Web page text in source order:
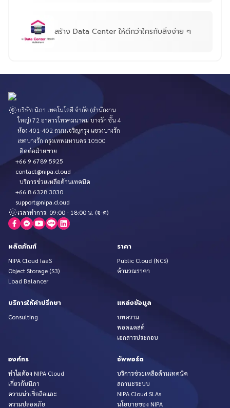
สร้าง Data Center ให้ดีกว่าใครกับสิ่งง่าย ๆ
บริษัท นิภา เทคโนโลยี จำกัด (สำนักงาน
ใหญ่) 72 อาคารโทรคมนาคม บางรัก ชั้น 4
ห้อง 401-402 ถนนเจริญกรุง แขวงบางรัก
เขตบางรัก กรุงเทพมหานคร 10500
ติดต่อฝ่ายขาย
+66 9 6789 5925
contact@nipa.cloud
บริการช่วยเหลือด้านเทคนิค
+66 8 6328 3030
support@nipa.cloud
เวลาทำการ: 09:00 - 18:00 น. (จ-ศ)
ผลิตภัณฑ์
NIPA Cloud IaaS
Object Storage (S3)
Load Balancer
ราคา
Public Cloud (NCS)
คำนวณราคา
บริการให้คำปรึกษา
Consulting
แหล่งข้อมูล
บทความ
พอดแคสต์
เอกสารประกอบ
องค์กร
ทำไมต้อง NIPA Cloud
เกี่ยวกับนิภา
ความน่าเชื่อถือและ
ความปลอดภัย
ซัพพอร์ต
บริการช่วยเหลือด้านเทคนิค
สถานะระบบ
NIPA Cloud SLAs
นโยบายของ NIPA